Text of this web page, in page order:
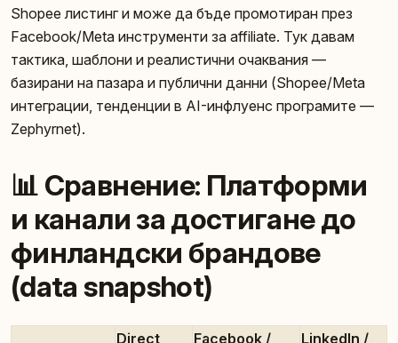
Shopee листинг и може да бъде промотиран през
Facebook/Meta инструменти за affiliate. Тук давам
тактика, шаблони и реалистични очаквания —
базирани на пазара и публични данни (Shopee/Meta
интеграции, тенденции в AI-инфлуенс програмите —
Zephyrnet).
📊 Сравнение: Платформи
и канали за достигане до
финландски брандове
(data snapshot)
Direct
Facebook /
LinkedIn /